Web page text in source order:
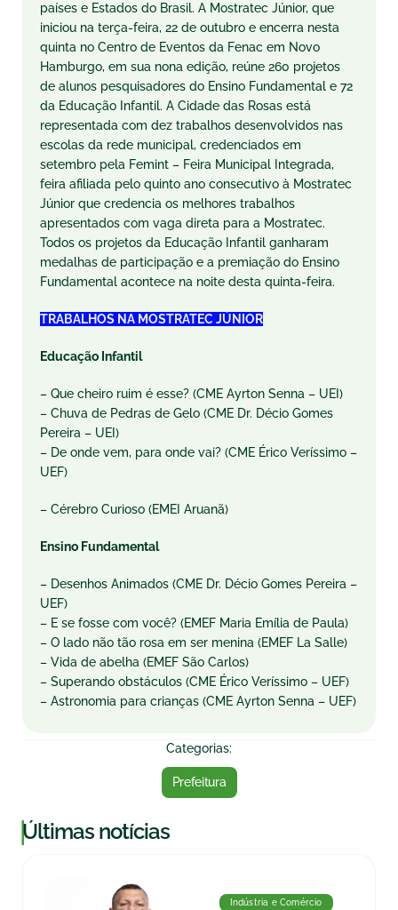
países e Estados do Brasil. A Mostratec Júnior, que
iniciou na terça-feira, 22 de outubro e encerra nesta
quinta no Centro de Eventos da Fenac em Novo
Hamburgo, em sua nona edição, reúne 260 projetos
de alunos pesquisadores do Ensino Fundamental e 72
da Educação Infantil. A Cidade das Rosas está
representada com dez trabalhos desenvolvidos nas
escolas da rede municipal, credenciados em
setembro pela Femint – Feira Municipal Integrada,
feira afiliada pelo quinto ano consecutivo à Mostratec
Júnior que credencia os melhores trabalhos
apresentados com vaga direta para a Mostratec.
Todos os projetos da Educação Infantil ganharam
medalhas de participação e a premiação do Ensino
Fundamental acontece na noite desta quinta-feira.
TRABALHOS NA MOSTRATEC JÚNIOR
Educação Infantil
– Que cheiro ruim é esse? (CME Ayrton Senna – UEI)
– Chuva de Pedras de Gelo (CME Dr. Décio Gomes
Pereira – UEI)
– De onde vem, para onde vai? (CME Érico Veríssimo –
UEF)
– Cérebro Curioso (EMEI Aruanã)
Ensino Fundamental
– Desenhos Animados (CME Dr. Décio Gomes Pereira –
UEF)
– E se fosse com você? (EMEF Maria Emília de Paula)
– O lado não tão rosa em ser menina (EMEF La Salle)
– Vida de abelha (EMEF São Carlos)
– Superando obstáculos (CME Érico Veríssimo – UEF)
– Astronomia para crianças (CME Ayrton Senna – UEF)
Categorias:
Prefeitura
|Últimas notícias
Indústria e Comércio